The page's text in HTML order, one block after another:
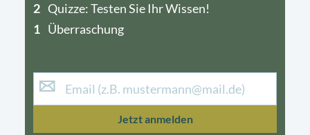
2 Quizze: Testen Sie Ihr Wissen!
1 Überraschung
1
Jetzt anmelden